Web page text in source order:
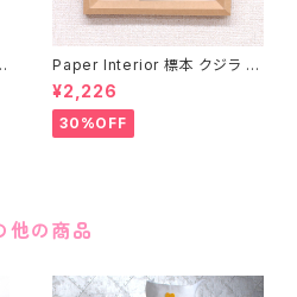
Paper Interior 標本 クジラ s
pecimen whale
¥2,226
30%OFF
他の商品